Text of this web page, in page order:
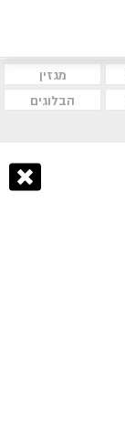
מגזין
הבלוגים